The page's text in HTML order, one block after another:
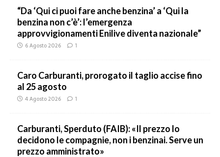
“Da ‘Qui ci puoi fare anche benzina’ a ‘Qui la
benzina non c’è’: l’emergenza
approvvigionamenti Enilive diventa nazionale”
6 Agosto 2026 1
Caro Carburanti, prorogato il taglio accise fino
al 25 agosto
4 Agosto 2026 1
Carburanti, Sperduto (FAIB): «Il prezzo lo
decidono le compagnie, non i benzinai. Serve un
prezzo amministrato»